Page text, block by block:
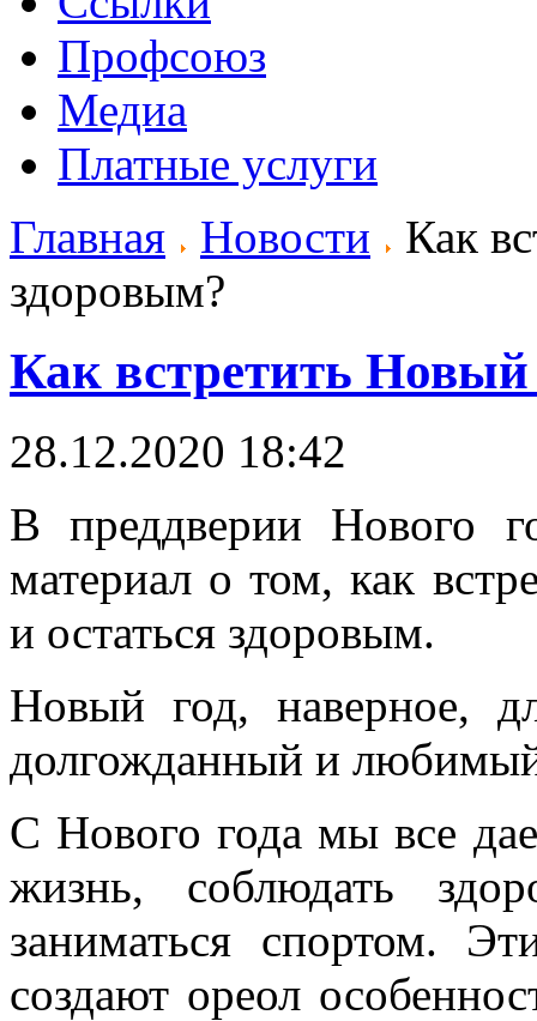
Профсоюз
Медиа
Платные услуги
Главная
Новости
Как
здоровым?
Как встретить Новый
28.12.2020 18:42
В преддверии Нового
материал о том, как
и остаться здоровым.
Новый год, наверное,
долгожданный и
С Нового года мы все
жизнь, соблюдать
заниматься спортом.
создают ореол